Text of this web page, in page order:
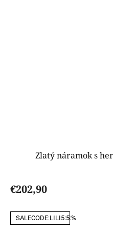
Zlatý náramok s
€202,90
SALECODE:LILI5:5:%